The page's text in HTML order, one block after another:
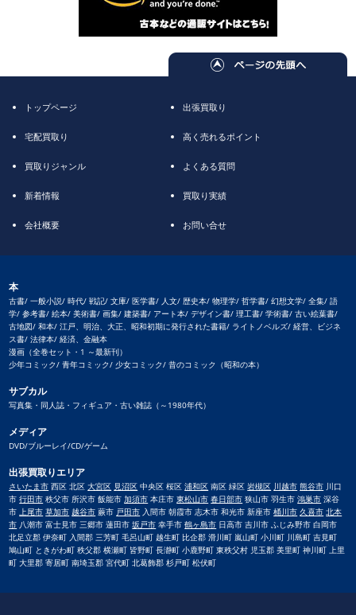
トップページ 出張買取り
宅配買取り 高く売れるポイント
買取りジャンル よくある質問
新着情報 買取り実績
会社概要 お問い合せ
本
古書/ 一般小説/ 時代/ 戦記/ 文庫/ 医学書/ 人文/ 歴史本/ 物理学/ 哲学書/ 幻想文学/ 全集/ 語
学/ 参考書/ 絵本/ 美術書/ 画集/ 建築書/ アート本/ デザイン書/ 理工書/ 学術書/ 古い絵葉書/
古地図/ 和本/ 江戸、明治、大正、昭和初期に発行された書籍/ ライトノベルズ/ 経営、ビジネ
ス書/ 法律本/ 経済、金融本
漫画（全巻セット・1 ～最新刊）
少年コミック/ 青年コミック/ 少女コミック/ 昔のコミック（昭和の本）
サブカル
写真集・同人誌・フィギュア・古い雑誌（～1980年代）
メディア
DVD/ブルーレイ/CD/ゲーム
出張買取りエリア
さいたま市 西区 北区大宮区 見沼区 中央区 桜区浦和区 南区 緑区岩槻区 川越市 熊谷市 川口
市行田市 秩父市 所沢市 飯能市加須市 本庄市東松山市 春日部市 狭山市 羽生市鴻巣市 深谷
市 上尾市 草加市 越谷市 蕨市 戸田市 入間市 朝霞市 志木市 和光市 新座市桶川市 久喜市 北本
市 八潮市 富士見市 三郷市 蓮田市坂戸市 幸手市鶴ヶ島市 日高市 吉川市 ふじみ野市 白岡市
北足立郡 伊奈町 入間郡 三芳町 毛呂山町 越生町 比企郡 滑川町 嵐山町 小川町 川島町 吉見町
鳩山町 ときがわ町 秩父郡 横瀬町 皆野町 長瀞町 小鹿野町 東秩父村 児玉郡 美里町 神川町 上里
町 大里郡 寄居町 南埼玉郡 宮代町 北葛飾郡 杉戸町 松伏町